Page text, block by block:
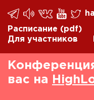
Расписание (pdf)
Для участников
вас на